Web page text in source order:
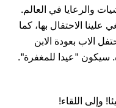
والرعايا في العالم.
علينا الاحتفال بها، كما
الاب بعودة الابن
سيكون "عيدا للمغفرة".
وإلى اللقاء!